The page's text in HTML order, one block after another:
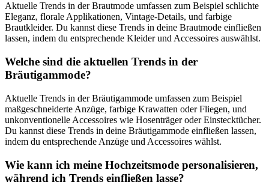
Aktuelle Trends in der Brautmode umfassen zum Beispiel schlichte
Eleganz, florale Applikationen, Vintage-Details, und farbige
Brautkleider. Du kannst diese Trends in deine Brautmode einfließen
lassen, indem du entsprechende Kleider und Accessoires auswählst.
Welche sind die aktuellen Trends in der
Bräutigammode?
Aktuelle Trends in der Bräutigammode umfassen zum Beispiel
maßgeschneiderte Anzüge, farbige Krawatten oder Fliegen, und
unkonventionelle Accessoires wie Hosenträger oder Einstecktücher.
Du kannst diese Trends in deine Bräutigammode einfließen lassen,
indem du entsprechende Anzüge und Accessoires wählst.
Wie kann ich meine Hochzeitsmode personalisieren,
während ich Trends einfließen lasse?